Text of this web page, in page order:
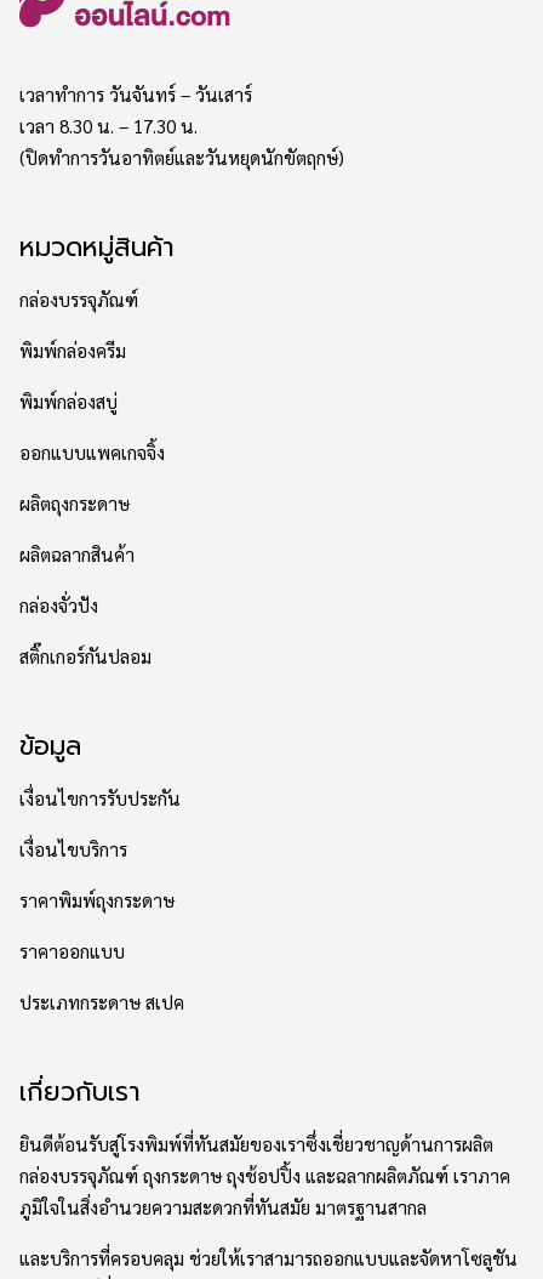
เวลาทำการ วันจันทร์ – วันเสาร์
เวลา 8.30 น. – 17.30 น.
(ปิดทำการวันอาทิตย์และวันหยุดนักขัตฤกษ์)
หมวดหมู่สินค้า
กล่องบรรจุภัณฑ์
พิมพ์กล่องครีม
พิมพ์กล่องสบู่
ออกแบบแพคเกจจิ้ง
ผลิตถุงกระดาษ
ผลิตฉลากสินค้า
กล่องจั่วปัง
สติ๊กเกอร์กันปลอม
ข้อมูล
เงื่อนไขการรับประกัน
เงื่อนไขบริการ
ราคาพิมพ์ถุงกระดาษ
ราคาออกแบบ
ประเภทกระดาษ สเปค
เกี่ยวกับเรา
ยินดีต้อนรับสู่โรงพิมพ์ที่ทันสมัยของเราซึ่งเชี่ยวชาญด้านการผลิต
กล่องบรรจุภัณฑ์ ถุงกระดาษ ถุงช้อปปิ้ง และฉลากผลิตภัณฑ์ เราภาค
ภูมิใจในสิ่งอำนวยความสะดวกที่ทันสมัย มาตรฐานสากล
และบริการที่ครอบคลุม ช่วยให้เราสามารถออกแบบและจัดหาโซลูชัน